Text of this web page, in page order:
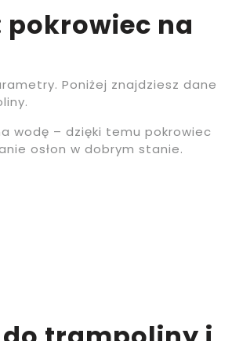
na
Poniżej znajdziesz dane
wodę – dzięki temu pokrowiec
osłon w dobrym stanie.